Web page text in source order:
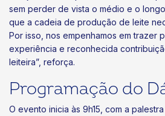
sem perder de vista o médio e o
que a cadeia de produção de leite
Por isso, nos empenhamos em trazer
experiência e reconhecida
leiteira”, reforça.
Programação do
O evento inicia às 9h15, com a palestra